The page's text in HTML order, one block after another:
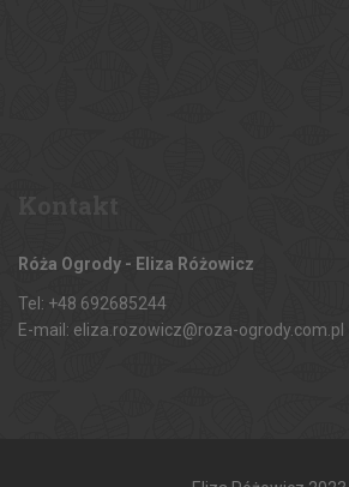
Róża Ogrody - Eliza Różowicz
Tel: +48 692685244
E-mail: eliza.rozowicz@roza-ogrody.com.pl